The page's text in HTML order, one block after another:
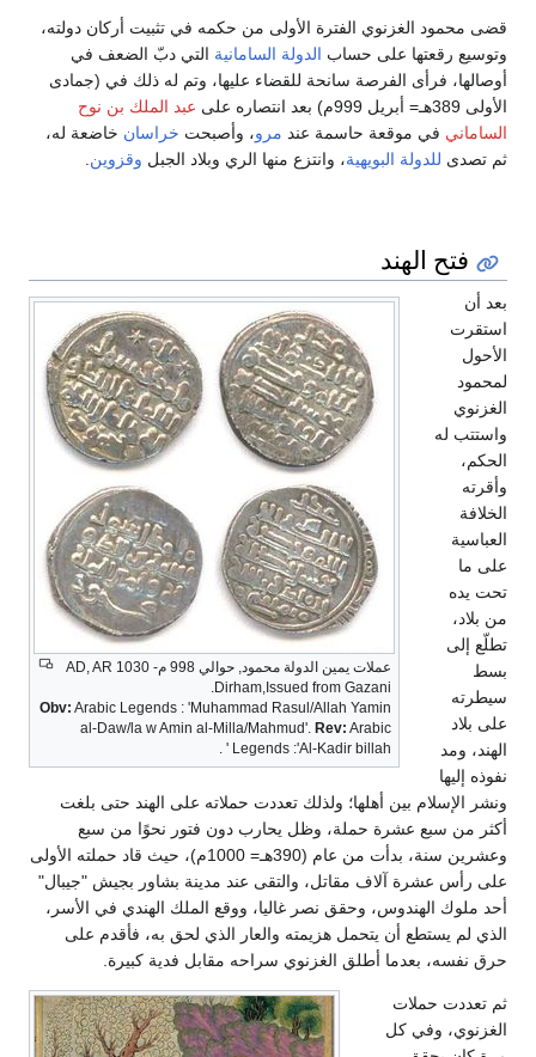
قضى محمود الغزنوي الفترة الأولى من حكمه في تثبيت أركان دولته،
وتوسيع رقعتها على حساب الدولة السامانية التي دبّ الضعف في
أوصالها، فرأى الفرصة سانحة للقضاء عليها، وتم له ذلك في (جمادى
الأولى 389هـ= أبريل 999م) بعد انتصاره على
عبد الملك بن نوح
الساماني في موقعة حاسمة عند مرو، وأصبحت خراسان خاضعة له،
ثم تصدى للدولة البويهية، وانتزع منها الري وبلاد الجبل وقزوين
فتح الهند
عملات يمين الدولة محمود, حوالي 998 م- 1030 AD, AR
Dirham,Issued from Gazani.
Obv: Arabic Legends : 'Muhammad Rasul/Allah Yamin
al-Daw/la w Amin al-Milla/Mahmud'. Rev: Arabic
Legends :'Al-Kadir billah ' .
بعد أن
استقرت
الأحول
لمحمود
الغزنوي
واستتب له
الحكم،
وأقرته
الخلافة
العباسية
على ما
تحت يده
من بلاد،
تطلّع إلى
بسط
سيطرته
على بلاد
الهند، ومد
نفوذه إليها
ونشر الإسلام بين أهلها؛ ولذلك تعددت حملاته على الهند حتى بلغت
أكثر من سبع عشرة حملة، وظل يحارب دون فتور نحوًا من سبع
وعشرين سنة، بدأت من عام (390هـ= 1000م)، حيث قاد حملته الأولى
على رأس عشرة آلاف مقاتل، والتقى عند مدينة بشاور بجيش "جيبال"
أحد ملوك الهندوس، وحقق نصر غاليا، ووقع الملك الهندي في الأسر،
الذي لم يستطع أن يتحمل هزيمته والعار الذي لحق به، فأقدم على
حرق نفسه، بعدما أطلق الغزنوي سراحه مقابل فدية كبيرة.
ثم تعددت حملات
الغزنوي، وفي كل